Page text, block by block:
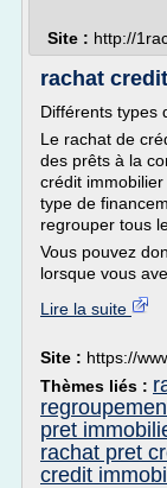
Site : http://
rachat
Différents types
Le rachat de
des prêts à la
crédit
type de
regrouper tous
Vous pouvez
lorsque vous
Lire la suite
Site : https://
Thèmes liés :
pret
rachat pret
credit